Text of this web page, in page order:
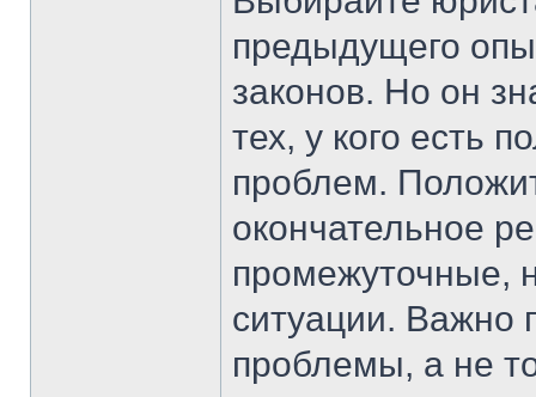
предыдущего
законов. Но он
тех, у кого есть
проблем.
окончательное
промежуточные,
ситуации. Важно
проблемы, а не